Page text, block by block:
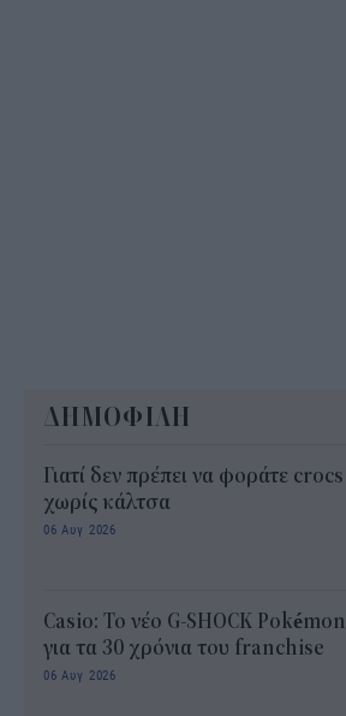
ΔΗΜΟΦΙΛΗ
Γιατί δεν πρέπει να φοράτε crocs
χωρίς κάλτσα
06 Αυγ 2026
Casio: Το νέο G-SHOCK Pokémon
για τα 30 χρόνια του franchise
06 Αυγ 2026